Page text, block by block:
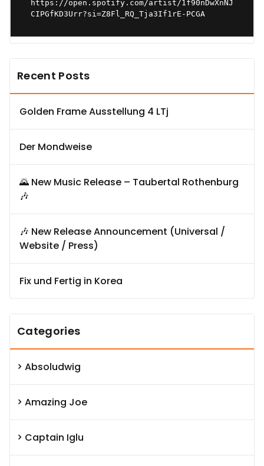
https://open.spotify.com/artist/1f90nDwXnNJ
CIPGfKD3Urr?si=Z8Fl_RQ_Tja3If1rE-PCGA
Recent Posts
Golden Frame Ausstellung 4 LTj
Der Mondweise
🌄 New Music Release – Taubertal Rothenburg
🎶
🎶 New Release Announcement (Universal /
Website / Press)
Fix und Fertig in Korea
Categories
Absoludwig
Amazing Joe
Captain Iglu